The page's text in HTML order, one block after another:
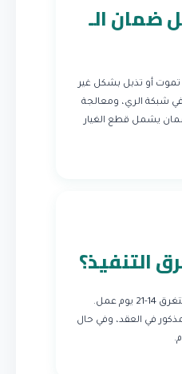
ضمان الـ
أو تذبل بشكل غير
شبكة الري، ومعالجة
يشمل قطع الغيار
التنفيذ؟
حديقة 200-400 م² تستغرق 14-21 يوم عمل.
في العقد، وفي حال